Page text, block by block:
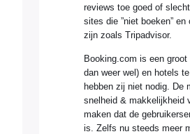
reviews toe goed of
sites die ”niet boeken”
zijn zoals Tripadvisor.
Booking.com is een
dan weer wel) en hotels
hebben zij niet nodig. De
snelheid & makkelijkheid
maken dat de
is. Zelfs nu steeds meer